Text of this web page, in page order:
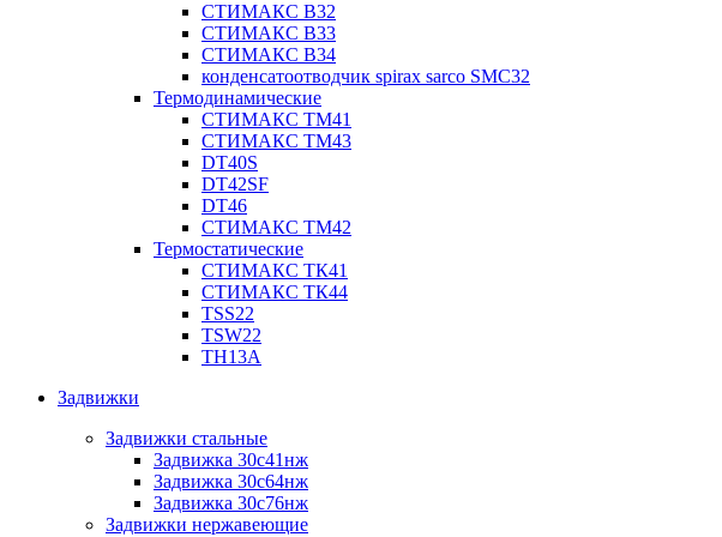
СТИМАКС В32
СТИМАКС В33
СТИМАКС B34
конденсатоотводчик spirax sarco SMC32
Термодинамические
СТИМАКС ТМ41
СТИМАКС ТМ43
DT40S
DT42SF
DT46
СТИМАКС ТМ42
Термостатические
СТИМАКС ТК41
СТИМАКС ТК44
TSS22
TSW22
TH13A
Задвижки
Задвижки стальные
Задвижка 30с41нж
Задвижка 30с64нж
Задвижка 30с76нж
Задвижки нержавеющие